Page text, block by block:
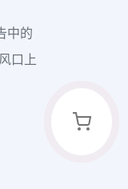
中的
口上